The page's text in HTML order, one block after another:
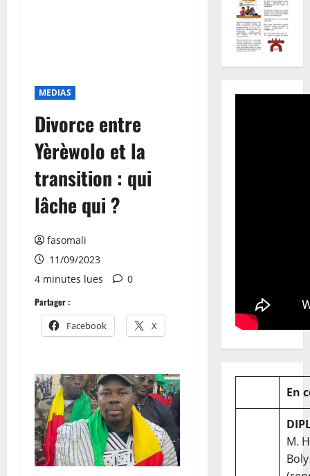
MEDIAS
Divorce entre
Yèrèwolo et la
transition : qui
lâche qui ?
fasomali
11/09/2023
4 minutes lues
0
Partager :
Facebook X
En
M.
Boly